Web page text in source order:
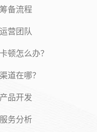
备流程
营团队
顿怎么办？
道在哪？
品开发
务分析